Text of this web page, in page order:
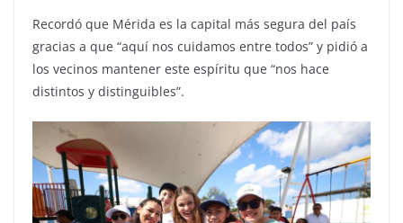
Recordó que Mérida es la capital más segura del país
gracias a que “aquí nos cuidamos entre todos” y pidió a
los vecinos mantener este espíritu que “nos hace
distintos y distinguibles”.